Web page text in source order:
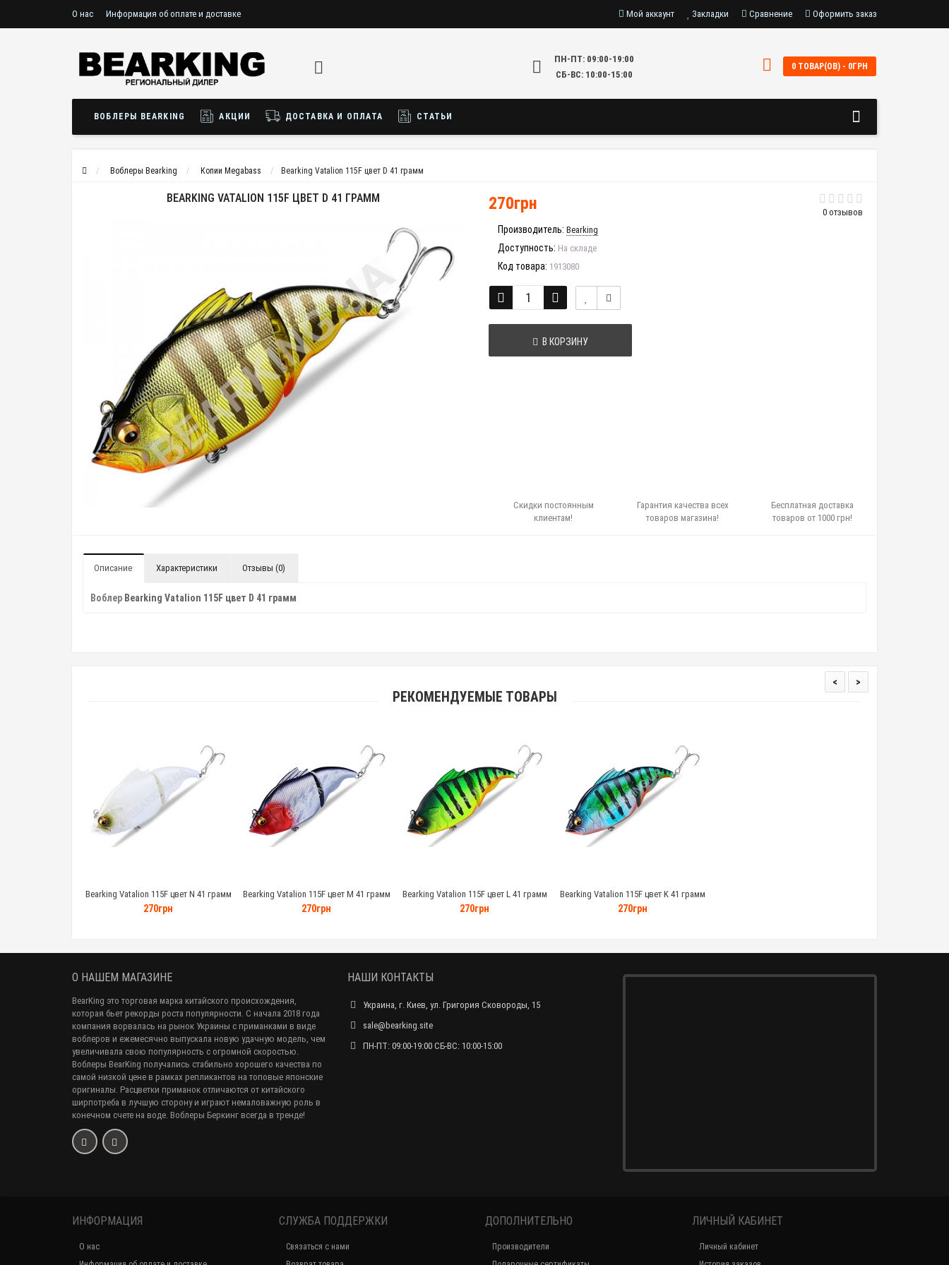
О нас Информация об оплате и доставке Мой аккаунт Закладки Сравнение Оформить заказ
ПН-ПТ: 09:00-19:00
СБ-ВС: 10:00-15:00
0 ТОВАР(ОВ) - 0ГРН
ВОБЛЕРЫ BEARKING АКЦИИ ДОСТАВКА И ОПЛАТА СТАТЬИ
Воблеры Bearking Копии Megabass Bearking Vatalion 115F цвет D 41 грамм
BEARKING VATALION 115F ЦВЕТ D 41 ГРАММ
0 отзывов
270грн
Производитель: Bearking
Доступность: На складе
Код товара: 1913080
В КОРЗИНУ
Скидки постоянным
клиентам!
Гарантия качества всех
товаров магазина!
Бесплатная доставка
товаров от 1000 грн!
Описание Характеристики Отзывы (0)
Воблер Bearking Vatalion 115F цвет D 41 грамм
РЕКОМЕНДУЕМЫЕ ТОВАРЫ
Bearking Vatalion 115F цвет N 41 грамм
270грн
Bearking Vatalion 115F цвет M 41 грамм
270грн
Bearking Vatalion 115F цвет L 41 грамм
270грн
Bearking Vatalion 115F цвет K 41 грамм
270грн
< >
О НАШЕМ МАГАЗИНЕ
BearKing это торговая марка китайского происхождения,
которая бьет рекорды роста популярности. С начала 2018 года
компания ворвалась на рынок Украины с приманками в виде
воблеров и ежемесячно выпускала новую удачную модель, чем
увеличивала свою популярность с огромной скоростью.
Воблеры BearKing получались стабильно хорошего качества по
самой низкой цене в рамках репликантов на топовые японские
оригиналы. Расцветки приманок отличаются от китайского
ширпотреба в лучшую сторону и играют немаловажную роль в
конечном счете на воде. Воблеры Беркинг всегда в тренде!
НАШИ КОНТАКТЫ
Украина, г. Киев, ул. Григория Сковороды, 15
sale@bearking.site
ПН-ПТ: 09:00-19:00 СБ-ВС: 10:00-15:00
ИНФОРМАЦИЯ
О нас
СЛУЖБА ПОДДЕРЖКИ
Связаться с нами
ДОПОЛНИТЕЛЬНО
Производители
ЛИЧНЫЙ КАБИНЕТ
Личный кабинет